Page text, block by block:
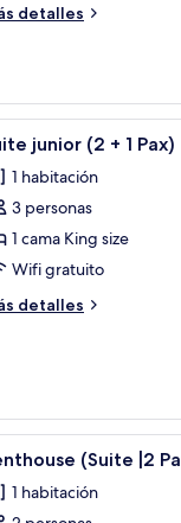
detalles
y escritorio
7 junior (2 + 1 Pax)
1 habitación
3 personas
1 cama King size
Wifi gratuito
detalles
9 (Suite |2
1 habitación